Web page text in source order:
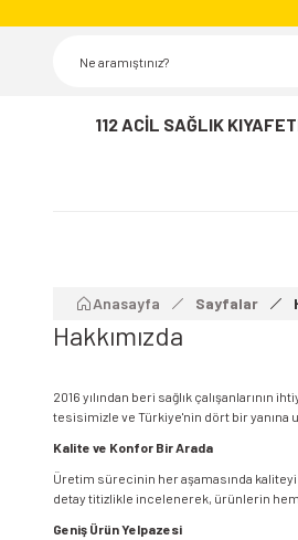
112 ACİL SAĞLIK
Anasayfa Sayfalar
Hakkımızda
2016 yılından beri sağlık çalışanlarının
tesisimizle ve Türkiye'nin dört bir yanına
Kalite ve Konfor Bir Arada
Üretim sürecinin her aşamasında kaliteyi
detay titizlikle incelenerek, ürünlerin hem
Geniş Ürün Yelpazesi